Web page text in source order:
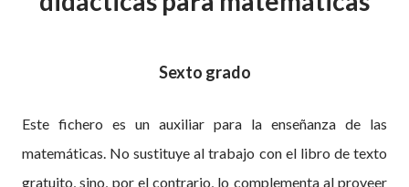
Sexto grado
Este fichero es un auxiliar para la enseñanza de las
matemáticas. No sustituye al trabajo con el libro de texto
gratuito, sino, por el contrario, lo complementa al proveer